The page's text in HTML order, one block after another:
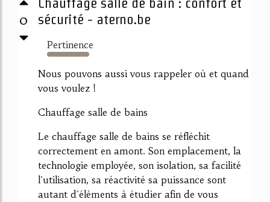
0
sécurité - aterno.be
Pertinence
1010%
Nous pouvons aussi vous rappeler où et quand
vous voulez !
Chauffage salle de bains
Le chauffage salle de bains se réfléchit
correctement en amont. Son emplacement, la
technologie employée, son isolation, sa facilité
l'utilisation, sa réactivité sa puissance sont
autant d'éléments à étudier afin de vous